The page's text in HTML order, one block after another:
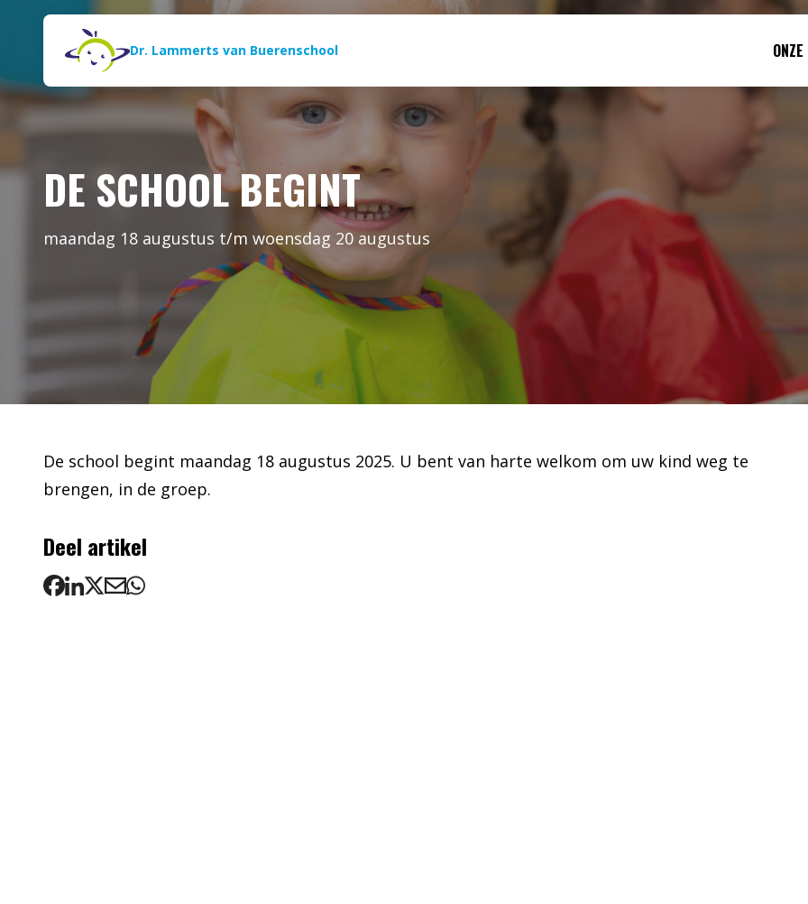
Naar de inhoud
Dr. Lammerts van Buerenschool
DE SCHOOL BEGINT
maandag 18 augustus t/m woensdag 20 augustus
De school begint maandag 18 augustus 2025. U bent van harte welkom om uw kind weg te
brengen, in de groep.
Deel artikel